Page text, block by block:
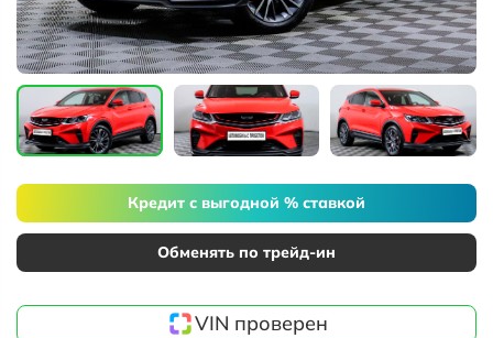
Кредит с выгодной % ставкой
Обменять по трейд-ин
VIN проверен